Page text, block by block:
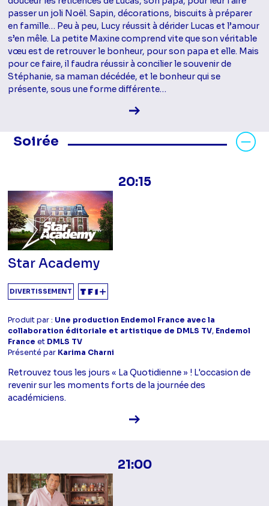
passer un joli Noël. Sapin, décorations, biscuits à préparer
en famille… Peu à peu, Lucy réussit à dérider Lucas et l’amour
s’en mêle. La petite Maxine comprend vite que son véritable
vœu est de retrouver le bonheur, pour son papa et elle. Mais
pour ce faire, il faudra réussir à concilier le souvenir de
Stéphanie, sa maman décédée, et le bonheur qui se
présente, sous une forme différente…
Voir la fiche diffusion
Soirée
Masquer les programmes Soirée
20:15
Star Academy
DIVERTISSEMENT
Produit par : Une production Endemol France avec la
collaboration éditoriale et artistique de DMLS TV, Endemol
France et DMLS TV
Présenté par Karima Charni
Retrouvez tous les jours « La Quotidienne » ! L'occasion de
revenir sur les moments forts de la journée des
académiciens.
Voir la fiche diffusion
21:00